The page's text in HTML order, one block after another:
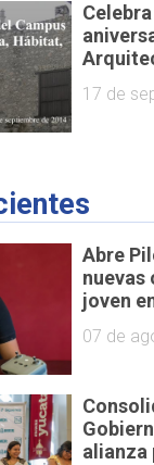
17 de
Abre
nuevas
joven
07 de
alianza